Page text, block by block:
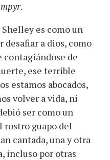
.
es como un
a dios, como
de
ese terrible
estamos abocados,
volver a vida, ni
ser como un
rostro guapo del
cantada, una y otra
incluso por otras